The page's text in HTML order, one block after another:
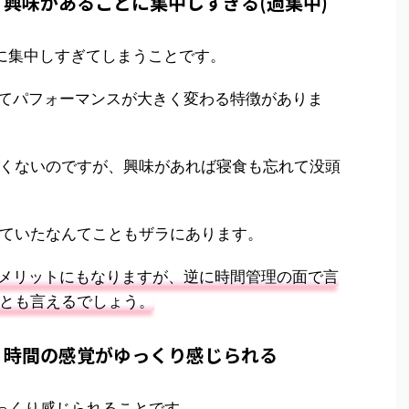
中しすぎてしまうことです。
パフォーマンスが大きく変わる特徴がありま
ないのですが、興味があれば寝食も忘れて没頭
いたなんてこともザラにあります。
リットにもなりますが、逆に時間管理の面で言
も言えるでしょう。
間の感覚がゆっくり感じられる